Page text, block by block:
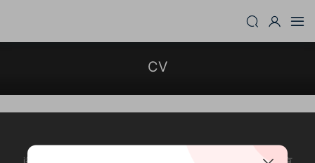
CV
i社游戏：Illusion是日本的一家知名十八禁3D游戏制作公司，主要作品有